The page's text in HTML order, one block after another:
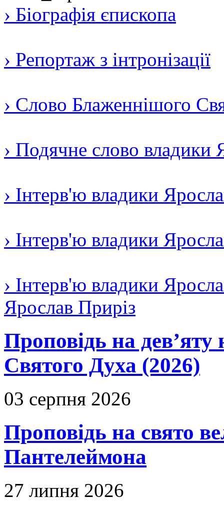
› Біографія єпископа
› Репортаж з інтронізації
› Слово Блаженнішого
› Подячне слово владики
› Інтерв'ю владики
› Інтерв'ю владики
› Інтерв'ю владики
Ярослав Приріз
Проповідь на дев’яту
Святого Духа (2026)
03 серпня 2026
Проповідь на свято
Пантелеймона
27 липня 2026